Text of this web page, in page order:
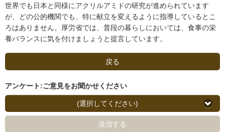
世界でも日本と同様にアクリルアミドの研究が進められています
が、どの公的機関でも、特に献立を変えるように指導しているとこ
ろはありません。厚労省では、普段の暮らしにおいては、食事の栄
養バランスに気を付けましょうと提言しています。
戻る
アンケート:ご意見をお聞かせください
(選択してください)
送信する